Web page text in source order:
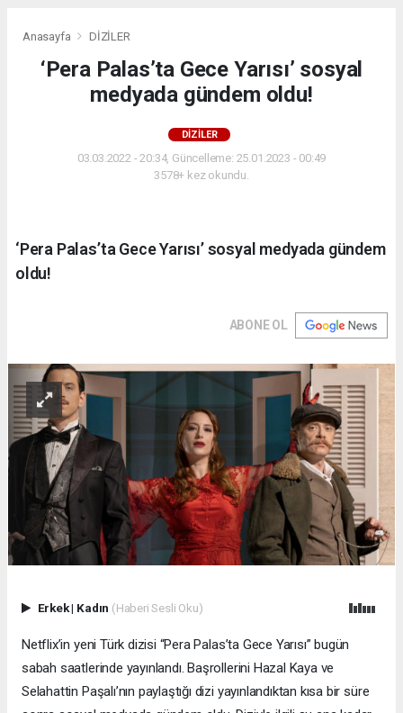
Anasayfa DİZİLER
‘Pera Palas’ta Gece Yarısı’ sosyal
medyada gündem oldu!
DİZİLER
03.03.2022 - 20:34, Güncelleme: 25.01.2023 - 00:49
3578+ kez okundu.
‘Pera Palas’ta Gece Yarısı’ sosyal medyada gündem
oldu!
ABONE OL
Erkek| Kadın (Haberi Sesli Oku)
Netflix’in yeni Türk dizisi “Pera Palas’ta Gece Yarısı” bugün
sabah saatlerinde yayınlandı. Başrollerini Hazal Kaya ve
Selahattin Paşalı’nın paylaştığı dizi yayınlandıktan kısa bir süre